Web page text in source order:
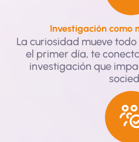
Investigación como
La curiosidad mueve
el primer día, te
investigación que